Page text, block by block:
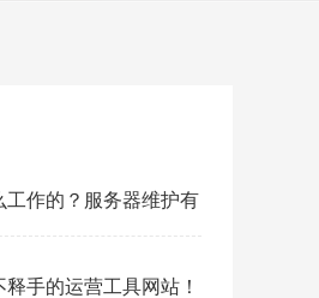
工作的？服务器维护有
手的运营工具网站！